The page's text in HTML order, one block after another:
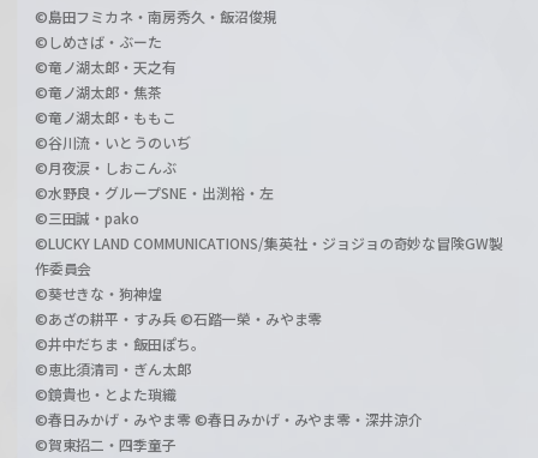
©島田フミカネ・南房秀久・飯沼俊規
©しめさば・ぶーた
©竜ノ湖太郎・天之有
©竜ノ湖太郎・焦茶
©竜ノ湖太郎・ももこ
©谷川流・いとうのいぢ
©月夜涙・しおこんぶ
©水野良・グループSNE・出渕裕・左
©三田誠・pako
©LUCKY LAND COMMUNICATIONS/集英社・ジョジョの奇妙な冒険GW製
作委員会
©葵せきな・狗神煌
©あざの耕平・すみ兵 ©石踏一榮・みやま零
©井中だちま・飯田ぽち。
©恵比須清司・ぎん太郎
©鏡貴也・とよた瑣織
©春日みかげ・みやま零 ©春日みかげ・みやま零・深井涼介
©賀東招二・四季童子